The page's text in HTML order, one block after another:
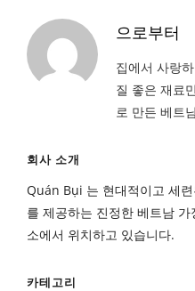
으로부터
집에서 사랑
질 좋은 재료
로 만든 베트
회사 소개
Quán Bụi 는 현대적이고 세
를 제공하는 진정한 베트남
소에서 위치하고 있습니다.
카테고리